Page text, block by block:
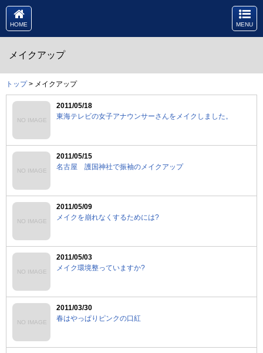
HOME MENU
メイクアップ
トップ> メイクアップ
2011/05/18
東海テレビの女子アナウンサーさんをメイクしました。
NO IMAGE
2011/05/15
名古屋 護国神社で振袖のメイクアップ
NO IMAGE
2011/05/09
メイクを崩れなくするためには?
NO IMAGE
2011/05/03
メイク環境整っていますか?
NO IMAGE
2011/03/30
春はやっぱりピンクの口紅
NO IMAGE